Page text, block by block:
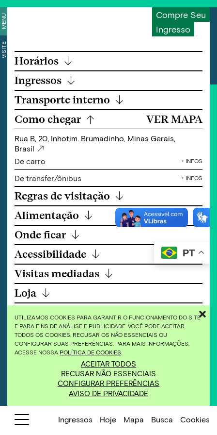
UTILIZAMOS COOKIES PARA GARANTIR O FUNCIONAMENTO DO SITE
E PARA FINS DE ANÁLISE E PUBLICIDADE. VOCÊ PODE ACEITAR
TODOS OS COOKIES, RECUSAR OS NÃO ESSENCIAIS OU
CONFIGURAR SUAS PREFERÊNCIAS. PARA MAIS INFORMAÇÕES,
ACESSE NOSSA POLÍTICA DE COOKIES
ACEITAR TODOS
RECUSAR NÃO ESSENCIAIS
CONFIGURAR PREFERÊNCIAS
AVISO DE PRIVACIDADE
Compre Seu
Ingresso
MENU
VISITE
Horários ↓
Ingressos ↓
Transporte interno ↓
Como chegar ↓ VER MAPA
Rua B, 20, Inhotim. Brumadinho, Minas Gerais,
Brasil
De carro
+ INFOS
De transfer/ônibus + INFOS
Regras de visitação ↓
Alimentação ↓
Onde ficar ↓
Acessibilidade ↓
Visitas mediadas ↓
Loja ↓
Eventos↓
Conheça Brumadinho↓
PT
Ingressos Hoje Mapa Busca Cookies